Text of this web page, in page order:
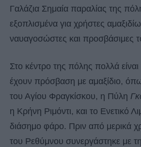
Γαλάζια Σημαία παραλίας της
εξοπλισμένα για χρήστες
ναυαγοσώστες και προσβάσιμες
Στο κέντρο της πόλης πολλά
έχουν πρόσβαση με αμαξίδιο,
του Αγίου Φραγκίσκου, η Πύλη
η Κρήνη Ριμόντι, και το Ενετικό
διάσημο φάρο. Πριν από μερικά
του Ρεθύμνου συνεργάστηκε με